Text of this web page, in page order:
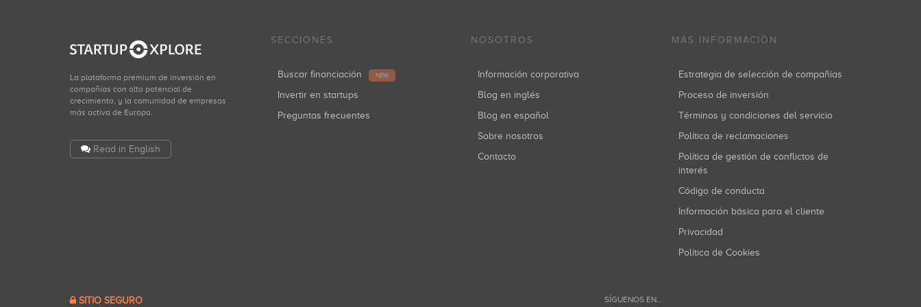
La plataforma premium de inversión en
compañías con alto potencial de
crecimiento, y la comunidad de empresas
más activa de Europa.
Read in English
SECCIONES
Buscar financiación NEW
Invertir en startups
Preguntas frecuentes
NOSOTROS
Información corporativa
Blog en inglés
Blog en español
Sobre nosotros
Contacto
MÁS INFORMACIÓN
Estrategia de selección de compañías
Proceso de inversión
Términos y condiciones del servicio
Política de reclamaciones
Política de gestión de conflictos de
interés
Código de conducta
Información básica para el cliente
Privacidad
Política de Cookies
SITIO SEGURO SÍGUENOS EN...